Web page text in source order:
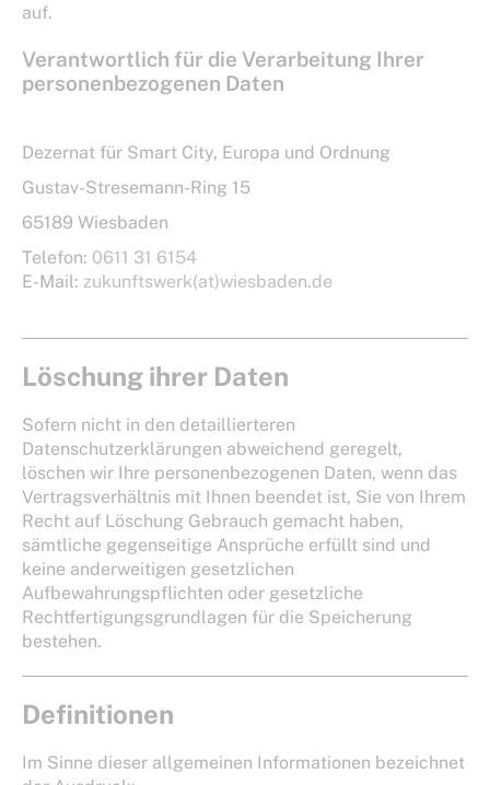
auf.
Verantwortlich für die Verarbeitung Ihrer
personenbezogenen Daten
Dezernat für Smart City, Europa und Ordnung
Gustav-Stresemann-Ring 15
65189 Wiesbaden
Telefon: 0611 31 6154
E-Mail: zukunftswerk(at)wiesbaden.de
Löschung ihrer Daten
Sofern nicht in den detaillierteren
Datenschutzerklärungen abweichend geregelt,
löschen wir Ihre personenbezogenen Daten, wenn das
Vertragsverhältnis mit Ihnen beendet ist, Sie von Ihrem
Recht auf Löschung Gebrauch gemacht haben,
sämtliche gegenseitige Ansprüche erfüllt sind und
keine anderweitigen gesetzlichen
Aufbewahrungspflichten oder gesetzliche
Rechtfertigungsgrundlagen für die Speicherung
bestehen.
Definitionen
Im Sinne dieser allgemeinen Informationen bezeichnet